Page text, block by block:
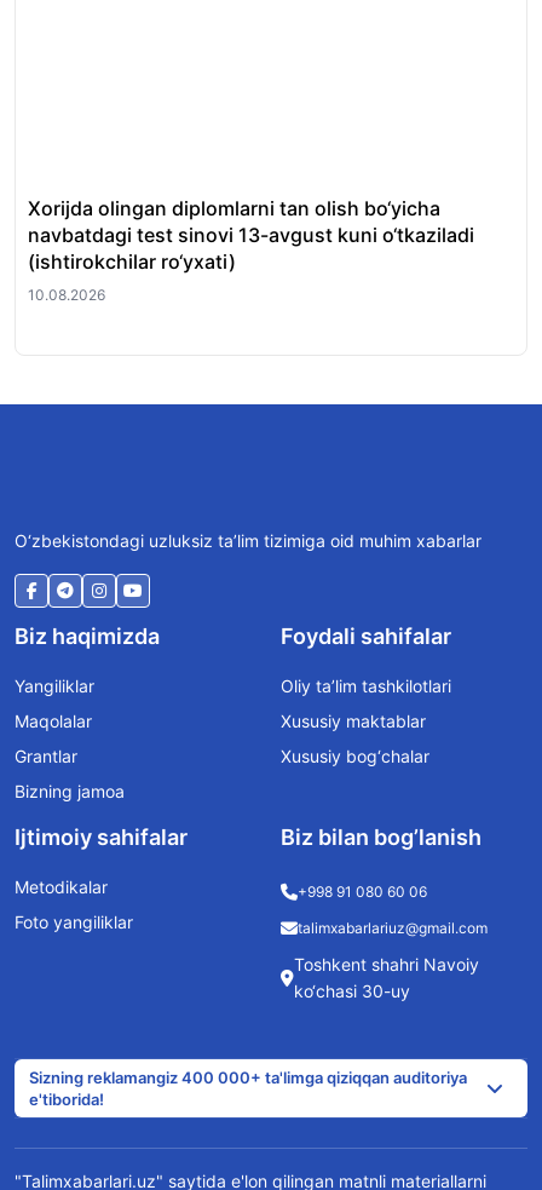
Xorijda olingan diplomlarni tan olish bo‘yicha
navbatdagi test sinovi 13-avgust kuni o‘tkaziladi
(ishtirokchilar ro‘yxati)
10.08.2026
O‘zbekistondagi uzluksiz ta’lim tizimiga oid muhim xabarlar
Biz haqimizda
Yangiliklar
Maqolalar
Grantlar
Bizning jamoa
Foydali sahifalar
Oliy ta’lim tashkilotlari
Xususiy maktablar
Xususiy bog‘chalar
Ijtimoiy sahifalar
Metodikalar
Foto yangiliklar
Biz bilan bog’lanish
+998 91 080 60 06
talimxabarlariuz@gmail.com
Toshkent shahri Navoiy
ko‘chasi 30-uy
Sizning reklamangiz 400 000+ ta'limga qiziqqan auditoriya
e'tiborida!
"Talimxabarlari.uz" saytida e'lon qilingan matnli materiallarni